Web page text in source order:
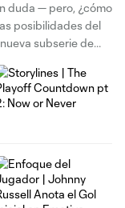
duda — pero, ¿cómo
posibilidades del
subserie de
esta etapa